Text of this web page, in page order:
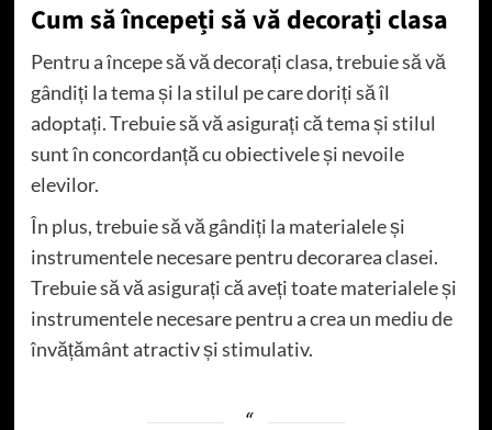
Cum să începeți să vă decorați clasa
Pentru a începe să vă decorați clasa, trebuie să vă
gândiți la tema și la stilul pe care doriți să îl
adoptați. Trebuie să vă asigurați că tema și stilul
sunt în concordanță cu obiectivele și nevoile
elevilor.
În plus, trebuie să vă gândiți la materialele și
instrumentele necesare pentru decorarea clasei.
Trebuie să vă asigurați că aveți toate materialele și
instrumentele necesare pentru a crea un mediu de
învățământ atractiv și stimulativ.